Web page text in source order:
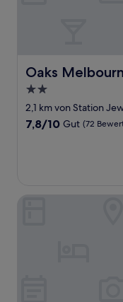
Oaks
Oaks Melbourne
2.0-
Sterne-
Unterkunft
2,1 km von Station
7.8
7,8/10 Gut (72